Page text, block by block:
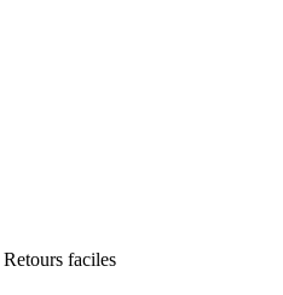
Retours faciles